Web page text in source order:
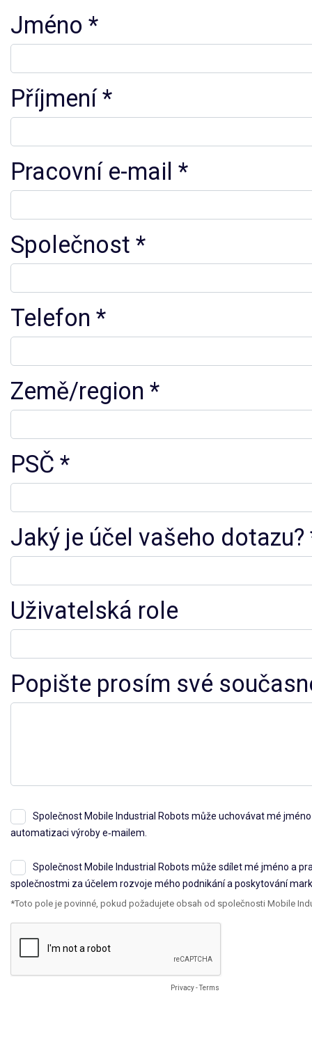
Jméno
Příjmení
Pracovní e-mail
Společnost
Telefon
Země/region
PSČ
Jaký je účel vašeho dotazu?
Uživatelská role
Popište prosím své
Společnost Mobile Industrial Robots může uchovávat mé
automatizaci výroby e‑mailem.
Společnost Mobile Industrial Robots může sdílet mé jméno a
společnostmi za účelem rozvoje mého podnikání a poskytování
*Toto pole je povinné, pokud požadujete obsah od společnosti Mobile
Privacy-Terms